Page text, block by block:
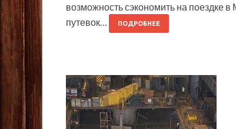
возможность сэкономить на поездке
путевок…
ПОДРОБНЕЕ